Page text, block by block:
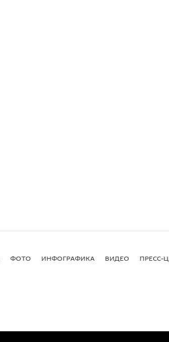
ФОТО ИНФОГРАФИКА ВИДЕО ПРЕСС-